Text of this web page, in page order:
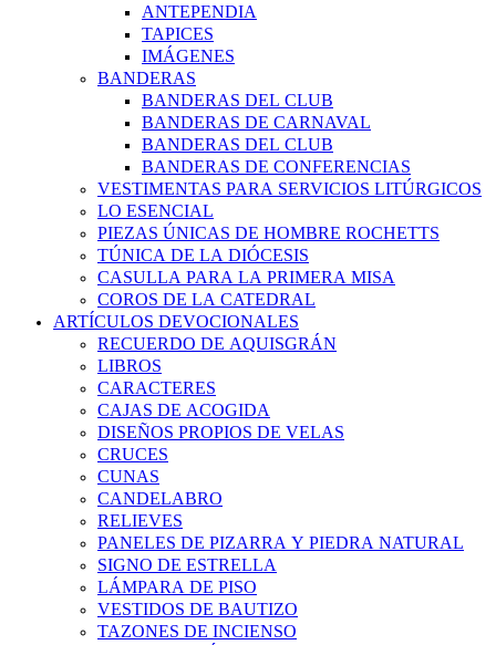
ANTEPENDIA
TAPICES
IMÁGENES
BANDERAS
BANDERAS DEL CLUB
BANDERAS DE CARNAVAL
BANDERAS DEL CLUB
BANDERAS DE CONFERENCIAS
VESTIMENTAS PARA SERVICIOS LITÚRGICOS
LO ESENCIAL
PIEZAS ÚNICAS DE HOMBRE ROCHETTS
TÚNICA DE LA DIÓCESIS
CASULLA PARA LA PRIMERA MISA
COROS DE LA CATEDRAL
ARTÍCULOS DEVOCIONALES
RECUERDO DE AQUISGRÁN
LIBROS
CARACTERES
CAJAS DE ACOGIDA
DISEÑOS PROPIOS DE VELAS
CRUCES
CUNAS
CANDELABRO
RELIEVES
PANELES DE PIZARRA Y PIEDRA NATURAL
SIGNO DE ESTRELLA
LÁMPARA DE PISO
VESTIDOS DE BAUTIZO
TAZONES DE INCIENSO